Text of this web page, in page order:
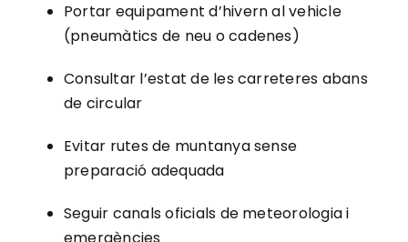
Portar equipament d’hivern al vehicle
(pneumàtics de neu o cadenes)
Consultar l’estat de les carreteres abans
de circular
Evitar rutes de muntanya sense
preparació adequada
Seguir canals oficials de meteorologia i